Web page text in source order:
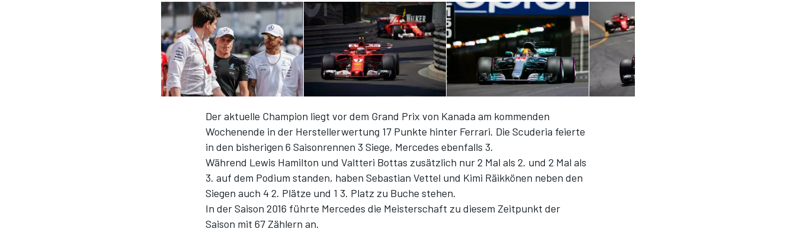
Der aktuelle Champion liegt vor dem Grand Prix von Kanada am kommenden
Wochenende in der Herstellerwertung 17 Punkte hinter Ferrari. Die Scuderia feierte
in den bisherigen 6 Saisonrennen 3 Siege, Mercedes ebenfalls 3.
Während Lewis Hamilton und Valtteri Bottas zusätzlich nur 2 Mal als 2. und 2 Mal als
3. auf dem Podium standen, haben Sebastian Vettel und Kimi Räikkönen neben den
Siegen auch 4 2. Plätze und 1 3. Platz zu Buche stehen.
In der Saison 2016 führte Mercedes die Meisterschaft zu diesem Zeitpunkt der
Saison mit 67 Zählern an.